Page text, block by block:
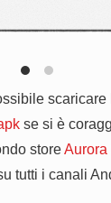
scaricare
se si è
storeAurora
tutti i canali